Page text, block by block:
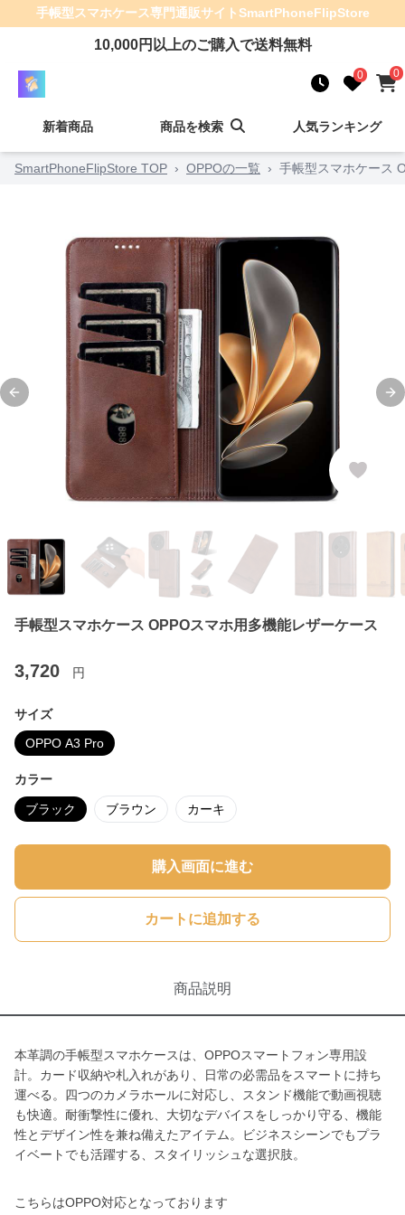
手帳型スマホケース専門通販サイトSmartPhoneFlipStore
10,000円以上のご購入で送料無料
0 0
新着商品 商品を検索 人気ランキング
SmartPhoneFlipStore TOP › OPPOの一覧 › 手帳型スマホケース
Previous slide
手帳型スマホケース OPPOスマホ用多機能レザーケース
3,720 円
サイズ
OPPO A3 Pro
カラー
ブラック ブラウン カーキ
購入画面に進む
カートに追加する
商品説明
本革調の手帳型スマホケースは、OPPOスマートフォン専用設
計。カード収納や札入れがあり、日常の必需品をスマートに持ち
運べる。四つのカメラホールに対応し、スタンド機能で動画視聴
も快適。耐衝撃性に優れ、大切なデバイスをしっかり守る、機能
性とデザイン性を兼ね備えたアイテム。ビジネスシーンでもプラ
イベートでも活躍する、スタイリッシュな選択肢。
こちらはOPPO対応となっております